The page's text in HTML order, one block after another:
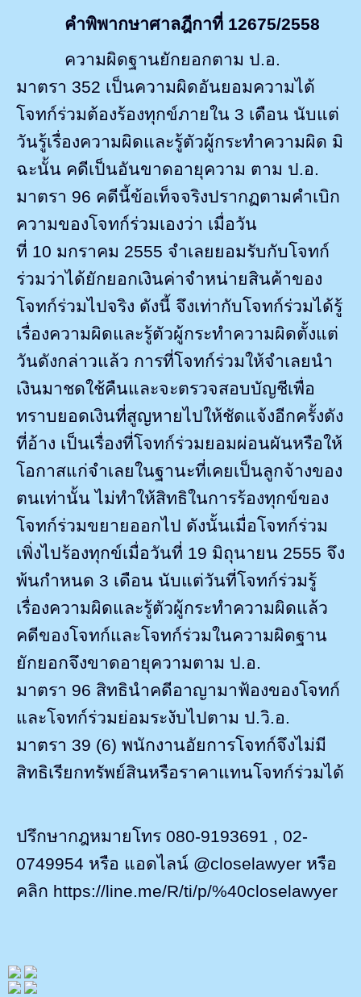
คำพิพากษาศาลฎีกาที่ 12675/2558
ความผิดฐานยักยอกตาม ป.อ.
มาตรา 352 เป็นความผิดอันยอมความได้
โจทก์ร่วมต้องร้องทุกข์ภายใน 3 เดือน นับแต่
วันรู้เรื่องความผิดและรู้ตัวผู้กระทำความผิด มิ
ฉะนั้น คดีเป็นอันขาดอายุความ ตาม ป.อ.
มาตรา 96 คดีนี้ข้อเท็จจริงปรากฏตามคำเบิก
ความของโจทก์ร่วมเองว่า เมื่อวัน
ที่ 10 มกราคม 2555 จำเลยยอมรับกับโจทก์
ร่วมว่าได้ยักยอกเงินค่าจำหน่ายสินค้าของ
โจทก์ร่วมไปจริง ดังนี้ จึงเท่ากับโจทก์ร่วมได้รู้
เรื่องความผิดและรู้ตัวผู้กระทำความผิดตั้งแต่
วันดังกล่าวแล้ว การที่โจทก์ร่วมให้จำเลยนำ
เงินมาชดใช้คืนและจะตรวจสอบบัญชีเพื่อ
ทราบยอดเงินที่สูญหายไปให้ชัดแจ้งอีกครั้งดัง
ที่อ้าง เป็นเรื่องที่โจทก์ร่วมยอมผ่อนผันหรือให้
โอกาสแก่จำเลยในฐานะที่เคยเป็นลูกจ้างของ
ตนเท่านั้น ไม่ทำให้สิทธิในการร้องทุกข์ของ
โจทก์ร่วมขยายออกไป ดังนั้นเมื่อโจทก์ร่วม
เพิ่งไปร้องทุกข์เมื่อวันที่ 19 มิถุนายน 2555 จึง
พ้นกำหนด 3 เดือน นับแต่วันที่โจทก์ร่วมรู้
เรื่องความผิดและรู้ตัวผู้กระทำความผิดแล้ว
คดีของโจทก์และโจทก์ร่วมในความผิดฐาน
ยักยอกจึงขาดอายุความตาม ป.อ.
มาตรา 96 สิทธินำคดีอาญามาฟ้องของโจทก์
และโจทก์ร่วมย่อมระงับไปตาม ป.วิ.อ.
มาตรา 39 (6) พนักงานอัยการโจทก์จึงไม่มี
สิทธิเรียกทรัพย์สินหรือราคาแทนโจทก์ร่วมได้
ปรึกษากฎหมายโทร 080-9193691 , 02-
0749954 หรือ แอดไลน์ @closelawyer หรือ
คลิก https://line.me/R/ti/p/%40closelawyer